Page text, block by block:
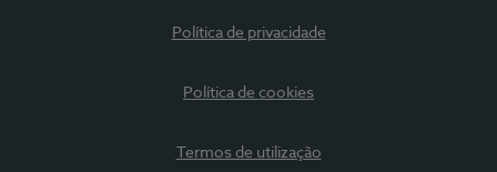
Política de privacidade
Política de cookies
Termos de utilização